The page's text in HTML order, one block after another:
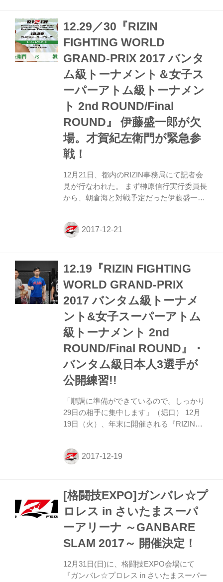
ROUND』（さいたまスーパーアリーナ）
KICK ワンナイトトーナメント』に出場す
る“神童”那須川天心が公開練習を行なっ
た。 東京・渋谷のHMC JAPAN Shibuyaで
行われた今回の公...
12.29／30『RIZIN
FIGHTING WORLD
GRAND-PRIX 2017 バンタ
ム級トーナメント＆女子ス
ーパーアトム級トーナメン
ト 2nd ROUND/Final
ROUND』 伊藤盛一郎が欠
場。才賀紀左衛門が緊急参
戦！
12月21日、都内のRIZIN事務局にて記者会
見が行なわれた。 まず榊原信行実行委員長
から、朝倉海と対戦予定だった伊藤盛一郎
日の練習中にスパーリング相手の蹴りが顔
面に当たってしまい、鼻骨骨折及び右眼窩
欠場となってしまったが、「朝倉海選手の
員長。そこで名乗りを挙げたのが、以前か
ら参戦をアピールしていた才賀紀左衛門。
朝倉も対戦に異存はなく、キャッチウェイ
ト（63kgを予定）での対戦が決まった。 こ
れで3年連続での年末大会出場となった才
賀...
12.19『RIZIN FIGHTING
WORLD GRAND-PRIX
2017 バンタム級トーナメ
ント&女子スーパーアトム
級トーナメント 2nd
ROUND/Final ROUND』・
バンタム級日本人3選手が
公開練習!!
「順調に準備ができているので。しっかり
29日の相手に集中します」（堀口） 12月
19日（火）、年末に開催される『RIZIN
ンタム級トーナメント&女子スーパーアト
ム級トーナメント 2nd ROUND/Final
する日本人3選手が公開練習を行なった。
東京・渋谷のHMC JAPAN Shibuyaで行わ
れた今回の公開練習には、堀口恭司、石渡
伸太郎、大塚隆史が参加。それぞれ3分と
いう時間で、まずは大塚がグローブなしで
グラップリングのスパーリング、次に...
[格闘技EXPO]ガンバレ☆プ
ロレス in さいたまスーパ
ーアリーナ ～GANBARE
SLAM 2017～ 開催決定！
12月31日(日)に、格闘技EXPO会場にて
『ガンバレ☆プロレス in さいたまスーパー